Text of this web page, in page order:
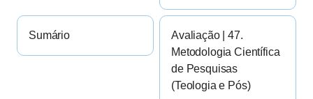
Sumário
Avaliação | 47.
Metodologia Científica
de Pesquisas
(Teologia e Pós)